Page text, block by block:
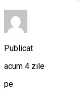
Publicat
acum 4 zile
pe